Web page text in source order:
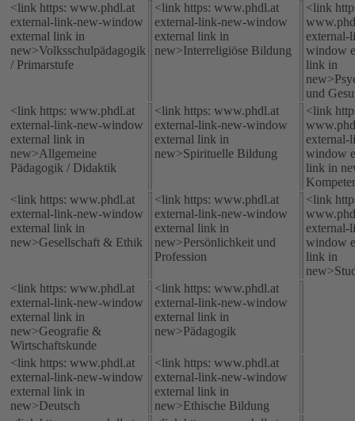
<link https: www.phdl.at
external-link-new-window
external link in
new>Volksschulpädagogik
/ Primarstufe
<link https: www.phdl.at
external-link-new-window
external link in
new>Interreligiöse Bildung
<link
external-
window
link in
und
<link https: www.phdl.at
external-link-new-window
external link in
new>Allgemeine
Pädagogik / Didaktik
<link https: www.phdl.at
external-link-new-window
external link in
new>Spirituelle Bildung
<link
external-
window
link in
<link https: www.phdl.at
external-link-new-window
external link in
new>Gesellschaft & Ethik
<link https: www.phdl.at
external-link-new-window
external link in
new>Persönlichkeit und
Profession
<link
external-
window
link in
<link https: www.phdl.at
external-link-new-window
external link in
new>Geografie &
Wirtschaftskunde
<link https: www.phdl.at
external-link-new-window
external link in
new>Pädagogik
<link https: www.phdl.at
external-link-new-window
external link in
new>Deutsch
<link https: www.phdl.at
external-link-new-window
external link in
new>Ethische Bildung